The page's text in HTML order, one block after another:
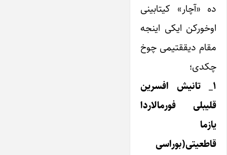
ده «آچار» کیتابینی
اوخورکن ایکی اینجه
مقام دیققتیمی چوخ
چکدی؛
۱_ تانیش افسرین
قلیبلی فورمالاردا
یازما
قاطعیتی(بوراسی